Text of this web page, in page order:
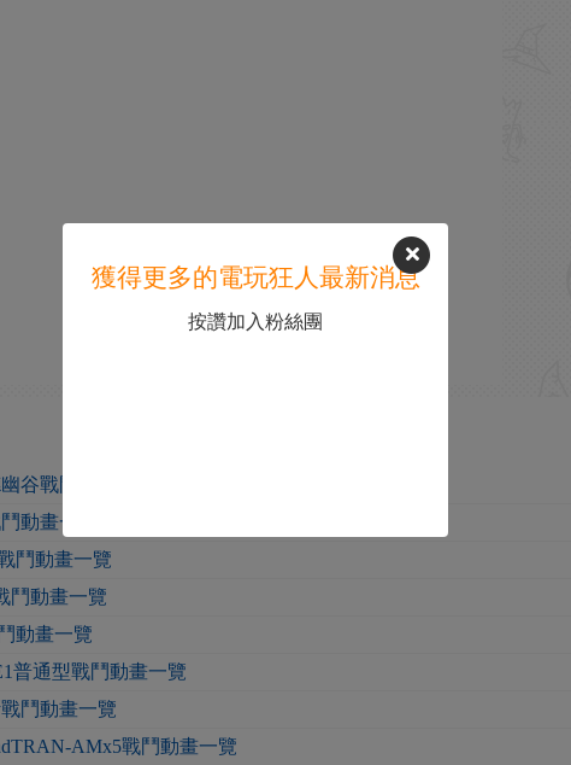
谷戰鬥動畫一覽
動畫一覽
鬥動畫一覽
鬥動畫一覽
動畫一覽
普通型戰鬥動畫一覽
鬥動畫一覽
AMx5戰鬥動畫一覽
獲得更多的電玩狂人最新消息
按讚加入粉絲團